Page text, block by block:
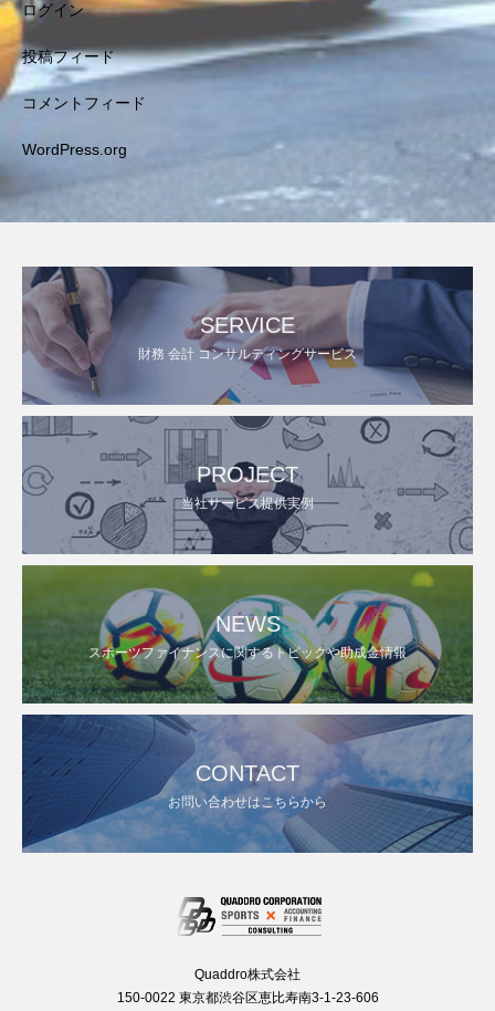
ログイン
投稿フィード
コメントフィード
WordPress.org
SERVICE
財務 会計 コンサルティングサービス
PROJECT
当社サービス提供実例
NEWS
スポーツファイナンスに関するトピックや助成金情報
CONTACT
お問い合わせはこちらから
Quaddro株式会社
150-0022 東京都渋谷区恵比寿南3-1-23-606